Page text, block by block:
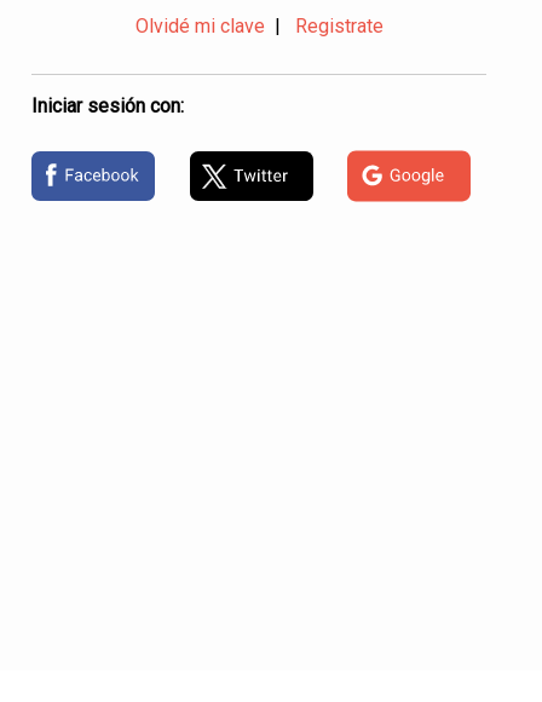
Olvidé mi clave Registrate
Iniciar sesión con: